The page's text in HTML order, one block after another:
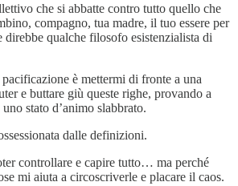
che si abbatte contro tutto quello che
compagno, tua madre, il tuo essere per
direbbe qualche filosofo esistenzialista di
è mettermi di fronte a una
e buttare giù queste righe, provando a
stato d’animo slabbrato.
dalle definizioni.
controllare e capire tutto… ma perché
mi aiuta a circoscriverle e placare il caos.